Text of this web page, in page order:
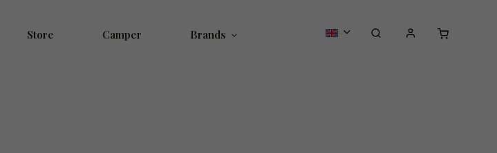
Store Camper Brands